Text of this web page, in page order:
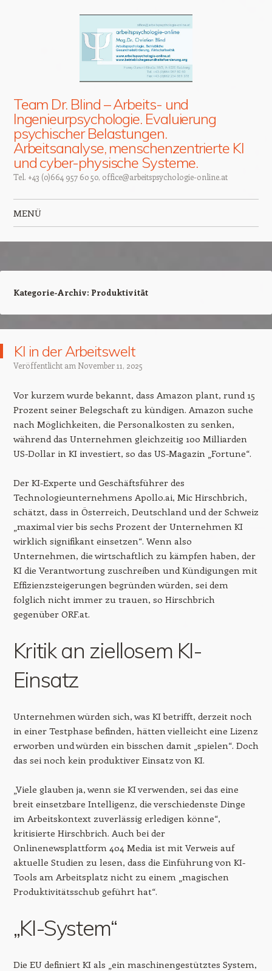
Team Dr. Blind – Arbeits- und
Ingenieurpsychologie. Evaluierung
psychischer Belastungen.
Arbeitsanalyse, menschenzentrierte KI
und cyber-physische Systeme.
Tel. +43 (0)664 957 60 50, office@arbeitspsychologie-online.at
MENÜ
Kategorie-Archiv: Produktivität
KI in der Arbeitswelt
Veröffentlicht am November 11, 2025
Vor kurzem wurde bekannt, dass Amazon plant, rund 15
Prozent seiner Belegschaft zu kündigen. Amazon suche
nach Möglichkeiten, die Personalkosten zu senken,
während das Unternehmen gleichzeitig 100 Milliarden
US-Dollar in KI investiert, so das US-Magazin „Fortune“.
Der KI-Experte und Geschäftsführer des
Technologieunternehmens Apollo.ai, Mic Hirschbrich,
schätzt, dass in Österreich, Deutschland und der Schweiz
„maximal vier bis sechs Prozent der Unternehmen KI
wirklich signifikant einsetzen“. Wenn also
Unternehmen, die wirtschaftlich zu kämpfen haben, der
KI die Verantwortung zuschreiben und Kündigungen mit
Effizienzsteigerungen begründen würden, sei dem
folglich nicht immer zu trauen, so Hirschbrich
gegenüber ORF.at.
Kritik an ziellosem KI-
Einsatz
Unternehmen würden sich, was KI betrifft, derzeit noch
in einer Testphase befinden, hätten vielleicht eine Lizenz
erworben und würden ein bisschen damit „spielen“. Doch
das sei noch kein produktiver Einsatz von KI.
„Viele glauben ja, wenn sie KI verwenden, sei das eine
breit einsetzbare Intelligenz, die verschiedenste Dinge
im Arbeitskontext zuverlässig erledigen könne“,
kritisierte Hirschbrich. Auch bei der
Onlinenewsplattform 404 Media ist mit Verweis auf
aktuelle Studien zu lesen, dass die Einführung von KI-
Tools am Arbeitsplatz nicht zu einem „magischen
Produktivitätsschub geführt hat“.
„KI-System“
Die EU definiert KI als „ein maschinengestütztes System,